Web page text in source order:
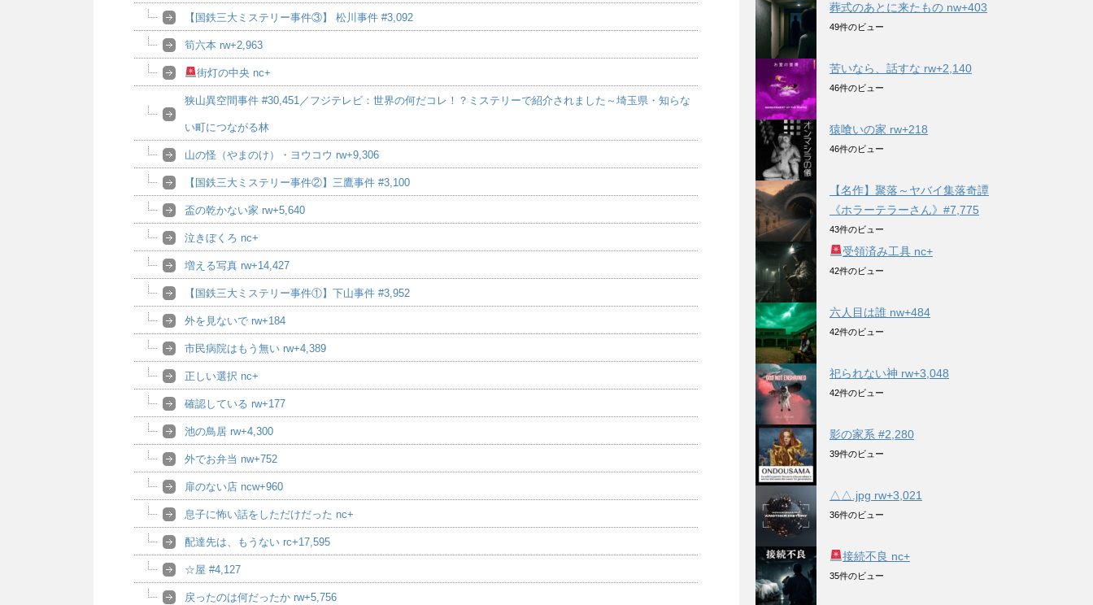
【国鉄三大ミステリー事件③】 松川事件 #3,092
筍六本 rw+2,963
街灯の中央 nc+
狭山異空間事件 #30,451／フジテレビ：世界の何だコレ！？ミステリーで紹介されました～埼玉県・知らな
い町につながる林
山の怪（やまのけ）・ヨウコウ rw+9,306
【国鉄三大ミステリー事件②】三鷹事件 #3,100
盃の乾かない家 rw+5,640
泣きぼくろ nc+
増える写真 rw+14,427
【国鉄三大ミステリー事件①】下山事件 #3,952
外を見ないで rw+184
市民病院はもう無い rw+4,389
正しい選択 nc+
確認している rw+177
池の鳥居 rw+4,300
外でお弁当 nw+752
扉のない店 ncw+960
息子に怖い話をしただけだった nc+
配達先は、もうない rc+17,595
☆屋 #4,127
戻ったのは何だったか rw+5,756
葬式のあとに来たもの nw+403
49件のビュー
苦いなら、話すな rw+2,140
46件のビュー
猿喰いの家 rw+218
46件のビュー
【名作】聚落～ヤバイ集落奇譚
《ホラーテラーさん》#7,775
43件のビュー
受領済み工具 nc+
42件のビュー
六人目は誰 nw+484
42件のビュー
祀られない神 rw+3,048
42件のビュー
影の家系 #2,280
39件のビュー
△△.jpg rw+3,021
36件のビュー
接続不良 nc+
35件のビュー